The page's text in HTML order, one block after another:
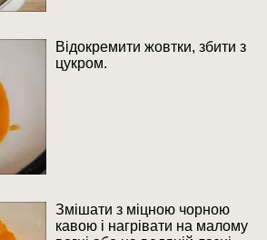
Відокремити жовтки, збити з
цукром.
Змішати з міцною чорною
кавою і нагрівати на малому